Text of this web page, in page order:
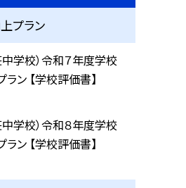
プラン
中学校）令和７年度学校
ン 【学校評価書】
中学校）令和８年度学校
ン 【学校評価書】